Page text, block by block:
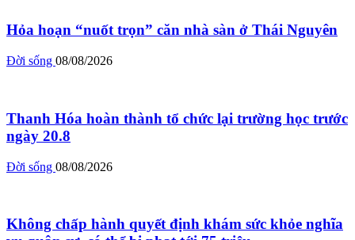
Hỏa hoạn “nuốt trọn” căn nhà sàn ở Thái Nguyên
Đời sống 08/08/2026
Thanh Hóa hoàn thành tổ chức lại trường học trước
ngày 20.8
Đời sống 08/08/2026
Không chấp hành quyết định khám sức khỏe nghĩa